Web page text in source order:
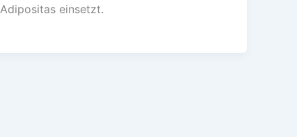
Adipositas einsetzt.